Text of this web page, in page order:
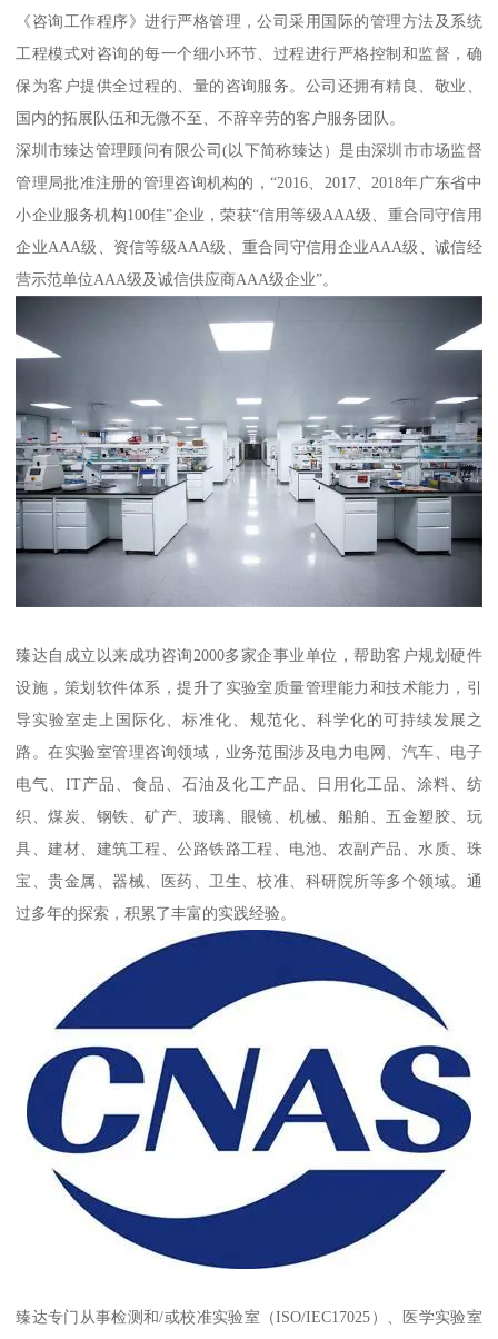
《咨询工作程序》进行严格管理，公司采用国际的管理方法及系统
工程模式对咨询的每一个细小环节、过程进行严格控制和监督，确
保为客户提供全过程的、量的咨询服务。公司还拥有精良、敬业、
国内的拓展队伍和无微不至、不辞辛劳的客户服务团队。
深圳市臻达管理顾问有限公司(以下简称臻达）是由深圳市市场监督
管理局批准注册的管理咨询机构的，“2016、2017、2018年广东省中
小企业服务机构100佳”企业，荣获“信用等级AAA级、重合同守信用
企业AAA级、资信等级AAA级、重合同守信用企业AAA级、诚信经
营示范单位AAA级及诚信供应商AAA级企业”。
臻达自成立以来成功咨询2000多家企事业单位，帮助客户规划硬件
设施，策划软件体系，提升了实验室质量管理能力和技术能力，引
导实验室走上国际化、标准化、规范化、科学化的可持续发展之
路。在实验室管理咨询领域，业务范围涉及电力电网、汽车、电子
电气、IT产品、食品、石油及化工产品、日用化工品、涂料、纺
织、煤炭、钢铁、矿产、玻璃、眼镜、机械、船舶、五金塑胶、玩
具、建材、建筑工程、公路铁路工程、电池、农副产品、水质、珠
宝、贵金属、器械、医药、卫生、校准、科研院所等多个领域。通
过多年的探索，积累了丰富的实践经验。
臻达专门从事检测和/或校准实验室（ISO/IEC17025）、医学实验室